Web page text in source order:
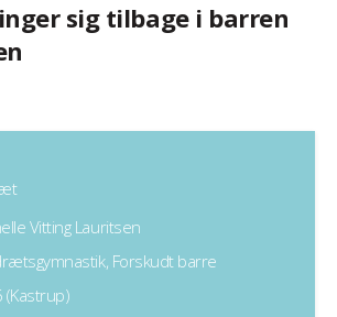
sig tilbage i barren
Vitting Lauritsen
Forskudt barre
(Kastrup)